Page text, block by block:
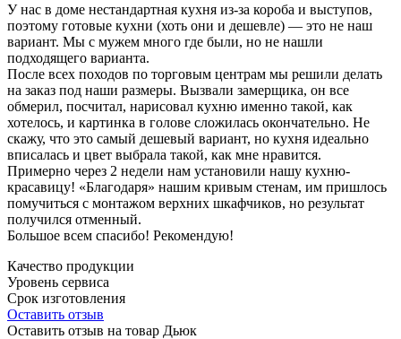
У нас в доме нестандартная кухня из-за короба и выступов,
поэтому готовые кухни (хоть они и дешевле) — это не наш
вариант. Мы с мужем много где были, но не нашли
подходящего варианта.
После всех походов по торговым центрам мы решили делать
на заказ под наши размеры. Вызвали замерщика, он все
обмерил, посчитал, нарисовал кухню именно такой, как
хотелось, и картинка в голове сложилась окончательно. Не
скажу, что это самый дешевый вариант, но кухня идеально
вписалась и цвет выбрала такой, как мне нравится.
Примерно через 2 недели нам установили нашу кухню-
красавицу! «Благодаря» нашим кривым стенам, им пришлось
помучиться с монтажом верхних шкафчиков, но результат
получился отменный.
Большое всем спасибо! Рекомендую!
Качество продукции
Уровень сервиса
Срок изготовления
Оставить отзыв
Оставить отзыв на товар Дьюк